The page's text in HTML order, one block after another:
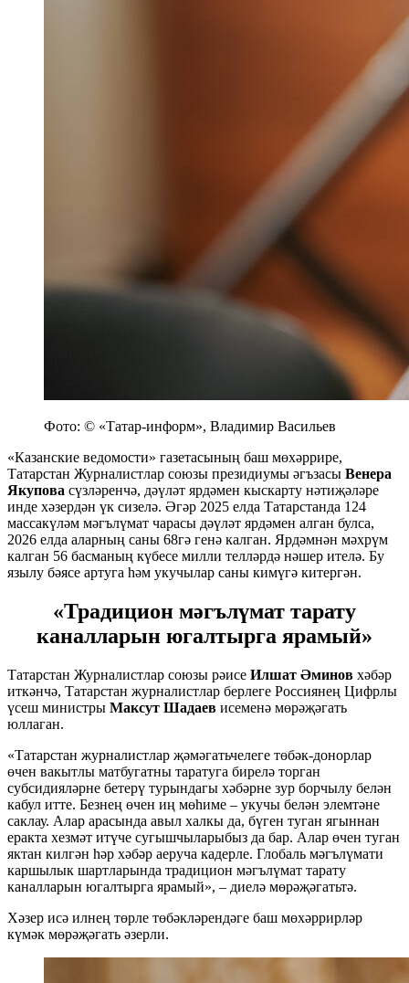
Фото: © «Татар-информ», Владимир Васильев
«Казанские ведомости» газетасының баш мөхәррире,
Татарстан Журналистлар союзы президиумы әгъзасы Венера
Якупова сүзләренчә, дәүләт ярдәмен кыскарту нәтиҗәләре
инде хәзердән үк сизелә. Әгәр 2025 елда Татарстанда 124
массакүләм мәгълүмат чарасы дәүләт ярдәмен алган булса,
2026 елда аларның саны 68гә генә калган. Ярдәмнән мәхрүм
калган 56 басманың күбесе милли телләрдә нәшер ителә. Бу
язылу бәясе артуга һәм укучылар саны кимүгә китергән.
«Традицион мәгълүмат тарату
каналларын югалтырга ярамый»
Татарстан Журналистлар союзы рәисе Илшат Әминов хәбәр
иткәнчә, Татарстан журналистлар берлеге Россиянең Цифрлы
үсеш министры Максут Шадаев исеменә мөрәҗәгать
юллаган.
«Татарстан журналистлар җәмәгатьчелеге төбәк-донорлар
өчен вакытлы матбугатны таратуга бирелә торган
субсидияләрне бетерү турындагы хәбәрне зур борчылу белән
кабул итте. Безнең өчен иң мөһиме – укучы белән элемтәне
саклау. Алар арасында авыл халкы да, бүген туган ягыннан
еракта хезмәт итүче сугышчыларыбыз да бар. Алар өчен туган
яктан килгән һәр хәбәр аеруча кадерле. Глобаль мәгълүмати
каршылык шартларында традицион мәгълүмат тарату
каналларын югалтырга ярамый», – диелә мөрәҗәгатьтә.
Хәзер исә илнең төрле төбәкләрендәге баш мөхәррирләр
күмәк мөрәҗәгать әзерли.